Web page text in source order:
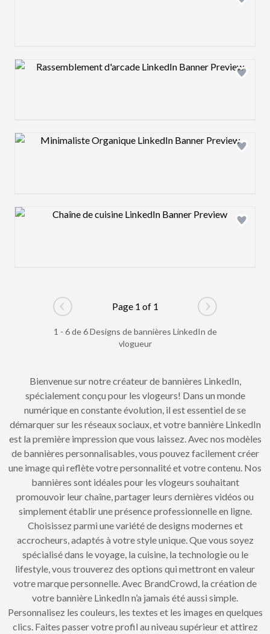
Design preview image
Design preview image
Design preview image
Go to previous page
Page 1 of 1
Go to next
1 - 6 de 6 Designs de bannières LinkedIn de
vlogueur
Bienvenue sur notre créateur de bannières LinkedIn,
spécialement conçu pour les vlogeurs! Dans un monde
numérique en constante évolution, il est essentiel de se
démarquer sur les réseaux sociaux, et votre bannière LinkedIn
est la première impression que vous laissez. Avec nos modèles
de bannières personnalisables, vous pouvez facilement créer
une image qui reflète votre personnalité et votre contenu. Nos
bannières sont idéales pour les vlogeurs souhaitant
promouvoir leur chaîne, partager leurs dernières vidéos ou
simplement établir une présence professionnelle en ligne.
Choisissez parmi une variété de designs modernes et
accrocheurs, adaptés à votre style unique. Que vous soyez
spécialisé dans le voyage, la cuisine, la technologie ou le
lifestyle, vous trouverez des options qui mettront en valeur
votre marque personnelle. Avec BrandCrowd, la création de
votre bannière LinkedIn n’a jamais été aussi simple.
Personnalisez les couleurs, les textes et les images en quelques
clics. Faites passer votre profil au niveau supérieur et attirez